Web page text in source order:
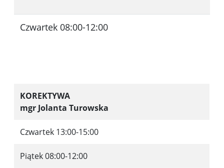
Czwartek 08:00-12:00
KOREKTYWA
mgr Jolanta Turowska
Czwartek 13:00-15:00
Piątek 08:00-12:00